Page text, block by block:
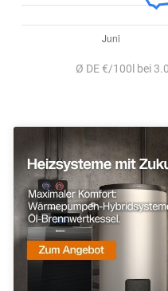
Ø DE €/100l bei